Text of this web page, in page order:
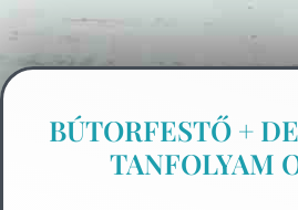
BÚTORFESTŐ +
TANFOLYAM